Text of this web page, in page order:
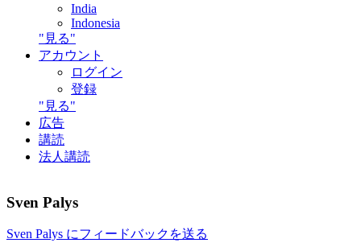
India
Indonesia
"見る"
アカウント
ログイン
登録
"見る"
広告
講読
法人講読
Sven Palys
Sven Palys にフィードバックを送る